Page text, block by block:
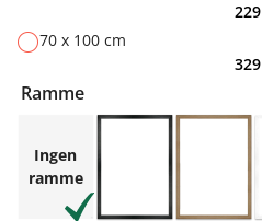
229
70 x 100 cm
329
Ramme
Ingen
ramme